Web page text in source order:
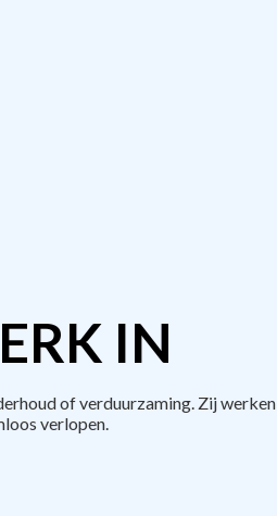
IN
of verduurzaming. Zij werken
verlopen.